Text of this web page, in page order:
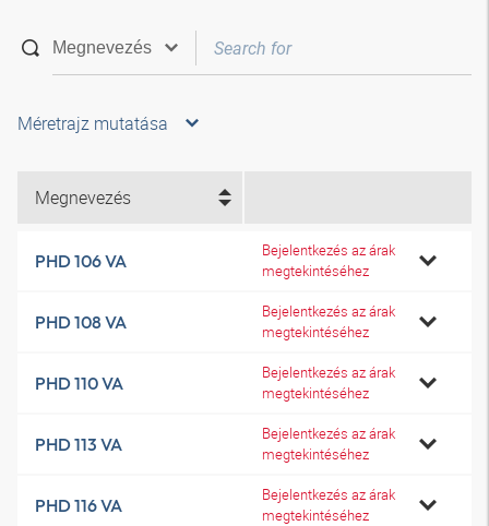
Méretrajz mutatása
Megnevezés
PHD 106 VA
Bejelentkezés az árak
megtekintéséhez
PHD 108 VA
Bejelentkezés az árak
megtekintéséhez
PHD 110 VA
Bejelentkezés az árak
megtekintéséhez
PHD 113 VA
Bejelentkezés az árak
megtekintéséhez
PHD 116 VA
Bejelentkezés az árak
megtekintéséhez